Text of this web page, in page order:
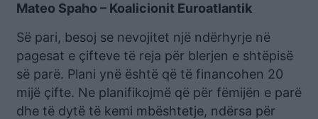
Mateo Spaho – Koalicionit Euroatlantik
Së pari, besoj se nevojitet një ndërhyrje në
pagesat e çifteve të reja për blerjen e shtëpisë
së parë. Plani ynë është që të financohen 20
mijë çifte. Ne planifikojmë që për fëmijën e parë
dhe të dytë të kemi mbështetje, ndërsa për